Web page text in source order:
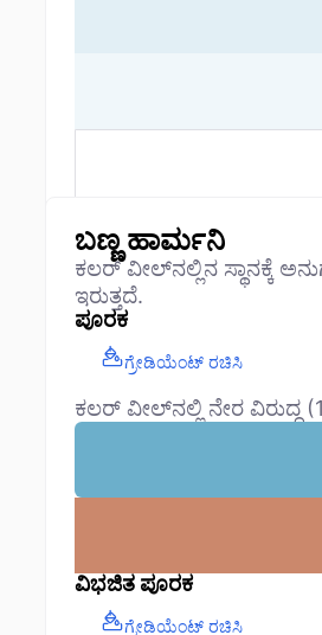
ಬಣ್ಣ ಹಾರ್ಮನಿ
ಕಲರ್ ವೀಲ್‌ನಲ್ಲಿನ ಸ್ಥಾನಕ್ಕೆ
ಇರುತ್ತದೆ.
ಪೂರಕ
ಗ್ರೇಡಿಯೆಂಟ್ ರಚಿಸಿ
ಕಲರ್ ವೀಲ್‌ನಲ್ಲಿ ನೇರ ವಿರುದ್ಧ
ವಿಭಜಿತ ಪೂರಕ
ಗ್ರೇಡಿಯೆಂಟ್ ರಚಿಸಿ